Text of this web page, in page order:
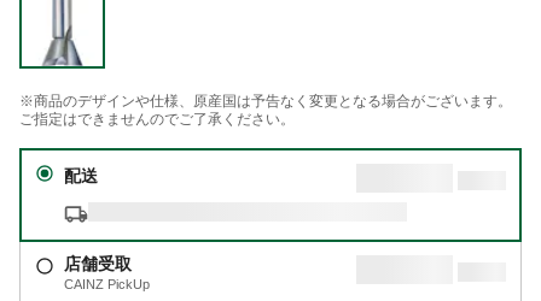
※商品のデザインや仕様、原産国は予告なく変更となる場合がございます。
ご指定はできませんのでご了承ください。
配送
店舗受取
CAINZ PickUp